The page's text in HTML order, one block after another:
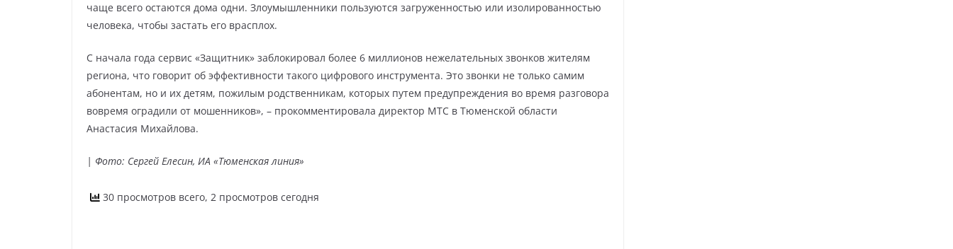
чаще всего остаются дома одни. Злоумышленники пользуются загруженностью или изолированностью
человека, чтобы застать его врасплох.
С начала года сервис «Защитник» заблокировал более 6 миллионов нежелательных звонков жителям
региона, что говорит об эффективности такого цифрового инструмента. Это звонки не только самим
абонентам, но и их детям, пожилым родственникам, которых путем предупреждения во время разговора
вовремя оградили от мошенников», – прокомментировала директор МТС в Тюменской области
Анастасия Михайлова.
| Фото: Сергей Елесин, ИА «Тюменская линия»
30 просмотров всего, 2 просмотров сегодня